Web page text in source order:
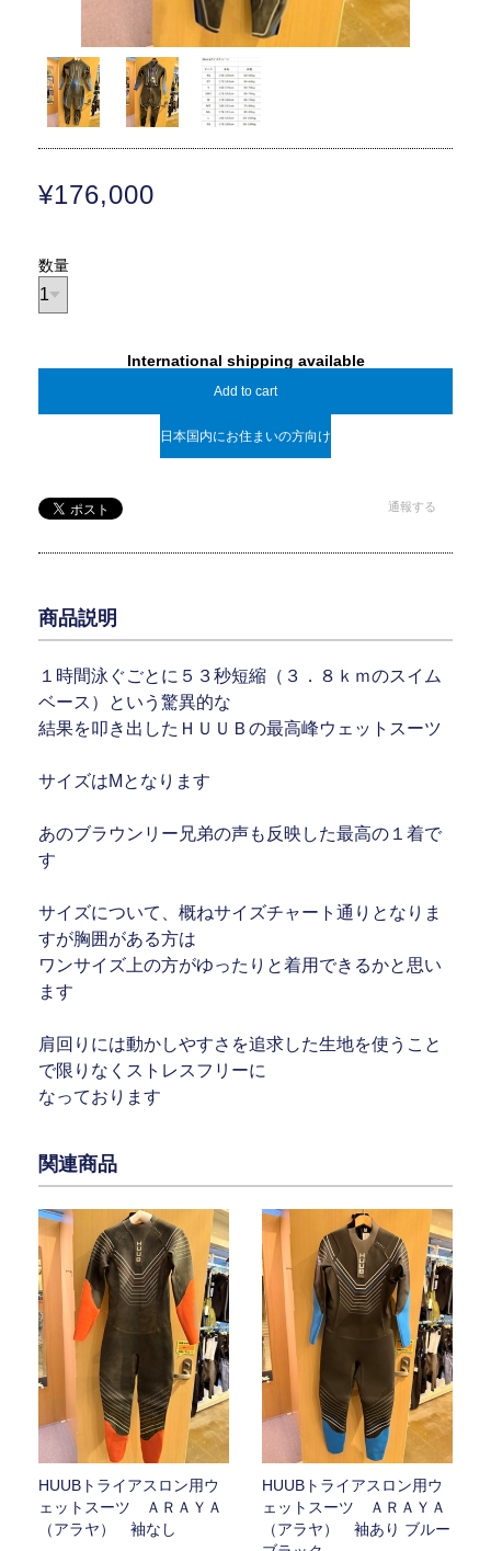
¥176,000
数量
International shipping available
Add to cart
日本国内にお住まいの方向け
通報する
商品説明
１時間泳ぐごとに５３秒短縮（３．８ｋｍのスイム
ベース）という驚異的な
結果を叩き出したＨＵＵＢの最高峰ウェットスーツ
サイズはMとなります
あのブラウンリー兄弟の声も反映した最高の１着で
す
サイズについて、概ねサイズチャート通りとなりま
すが胸囲がある方は
ワンサイズ上の方がゆったりと着用できるかと思い
ます
肩回りには動かしやすさを追求した生地を使うこと
で限りなくストレスフリーに
なっております
関連商品
HUUBトライアスロン用ウ
ェットスーツ ＡＲＡＹＡ
（アラヤ） 袖なし
HUUBトライアスロン用ウ
ェットスーツ ＡＲＡＹＡ
（アラヤ） 袖あり ブルー